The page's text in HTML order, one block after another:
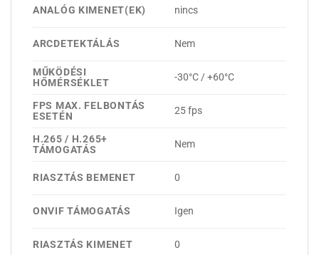
ANALÓG KIMENET(EK) nincs
ARCDETEKTÁLÁS Nem
MŰKÖDÉSI
HŐMÉRSÉKLET
-30°C / +60°C
FPS MAX. FELBONTÁS
ESETÉN
25 fps
H.265 / H.265+
TÁMOGATÁS
Nem
RIASZTÁS BEMENET 0
ONVIF TÁMOGATÁS Igen
RIASZTÁS KIMENET 0